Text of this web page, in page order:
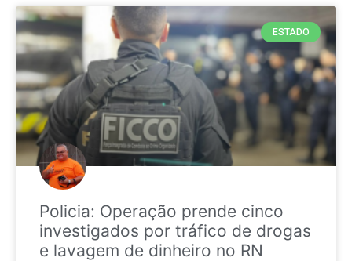
ESTADO
Policia: Operação prende cinco
investigados por tráfico de drogas
e lavagem de dinheiro no RN